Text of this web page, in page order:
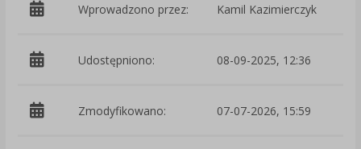
Wprowadzono przez: Kamil Kazimierczyk
Udostępniono: 08-09-2025, 12:36
Zmodyfikowano: 07-07-2026, 15:59